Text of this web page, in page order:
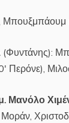
Μπουξμπάουμ
Περόνε),
Μανόλο